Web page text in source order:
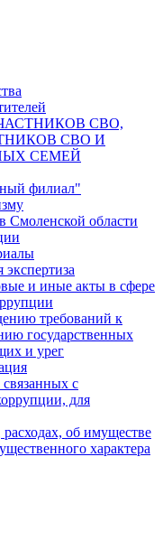
СВО,
СВО И
СЕМЕЙ
филиал"
Смоленской области
и иные акты в сфере
требований к
государственных
и урег
с
для
об имуществе
характера